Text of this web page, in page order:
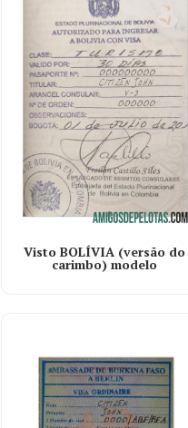
Visto BOLÍVIA (versão do
carimbo) modelo